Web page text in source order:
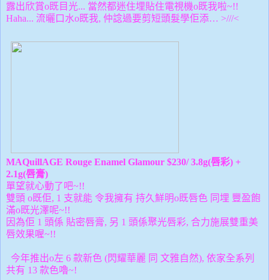
露出欣賞o既目光... 當然都迷住埋貼住電視機o既我啦~!!
Haha... 流曬口水o既我, 仲諗過要剪短頭髮學佢添… >///<
MAQuillAGE Rouge Enamel Glamour $230/ 3.8g(唇彩) +
2.1g(唇膏)
單望就心動了吧~!!
雙頭 o既佢, 1 支就能 令我擁有 持久鮮明o既唇色 同埋 豐盈飽
滿o既光澤呢~!!
因為佢 1 頭係 貼密唇膏, 另 1 頭係聚光唇彩, 合力施展雙重美
唇效果喔~!!
今年推出o左 6 款新色 (閃耀華麗 同 文雅自然), 依家全系列
共有 13 款色嚕~!